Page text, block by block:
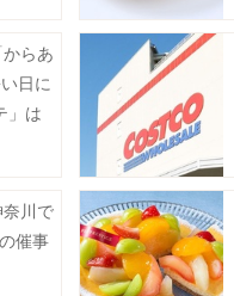
らあ
日に
」は
川で
催事